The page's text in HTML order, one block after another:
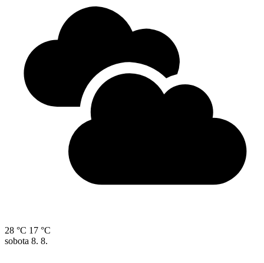
28 °C 17 °C
sobota 8. 8.